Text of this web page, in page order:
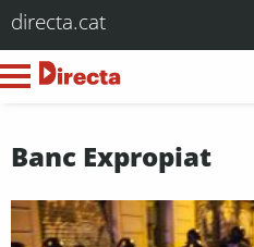
directa.cat
Banc Expropiat